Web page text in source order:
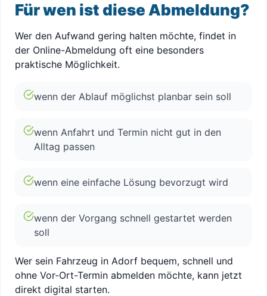
Für wen ist diese Abmeldung?
Wer den Aufwand gering halten möchte, findet in
der Online-Abmeldung oft eine besonders
praktische Möglichkeit.
wenn der Ablauf möglichst planbar sein soll
wenn Anfahrt und Termin nicht gut in den
Alltag passen
wenn eine einfache Lösung bevorzugt wird
wenn der Vorgang schnell gestartet werden
soll
Wer sein Fahrzeug in Adorf bequem, schnell und
ohne Vor-Ort-Termin abmelden möchte, kann jetzt
direkt digital starten.